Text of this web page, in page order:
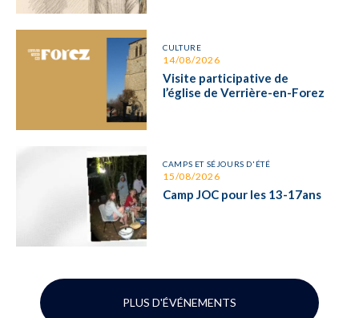
PLUS D'ÉVÉNEMENTS
CULTURE
14/08/2026
Visite participative de
l’église de Verrière-en-Forez
CAMPS ET SÉJOURS D'ÉTÉ
15/08/2026
Camp JOC pour les 13-17ans